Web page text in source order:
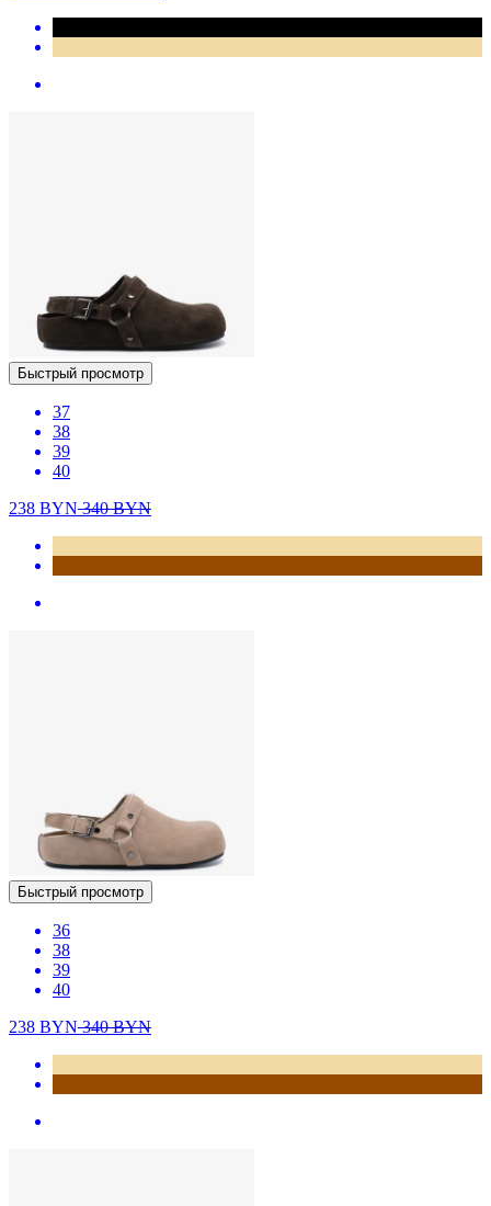
Быстрый просмотр
37
38
39
40
238 BYN340BYN
Быстрый просмотр
36
38
39
40
238 BYN340BYN